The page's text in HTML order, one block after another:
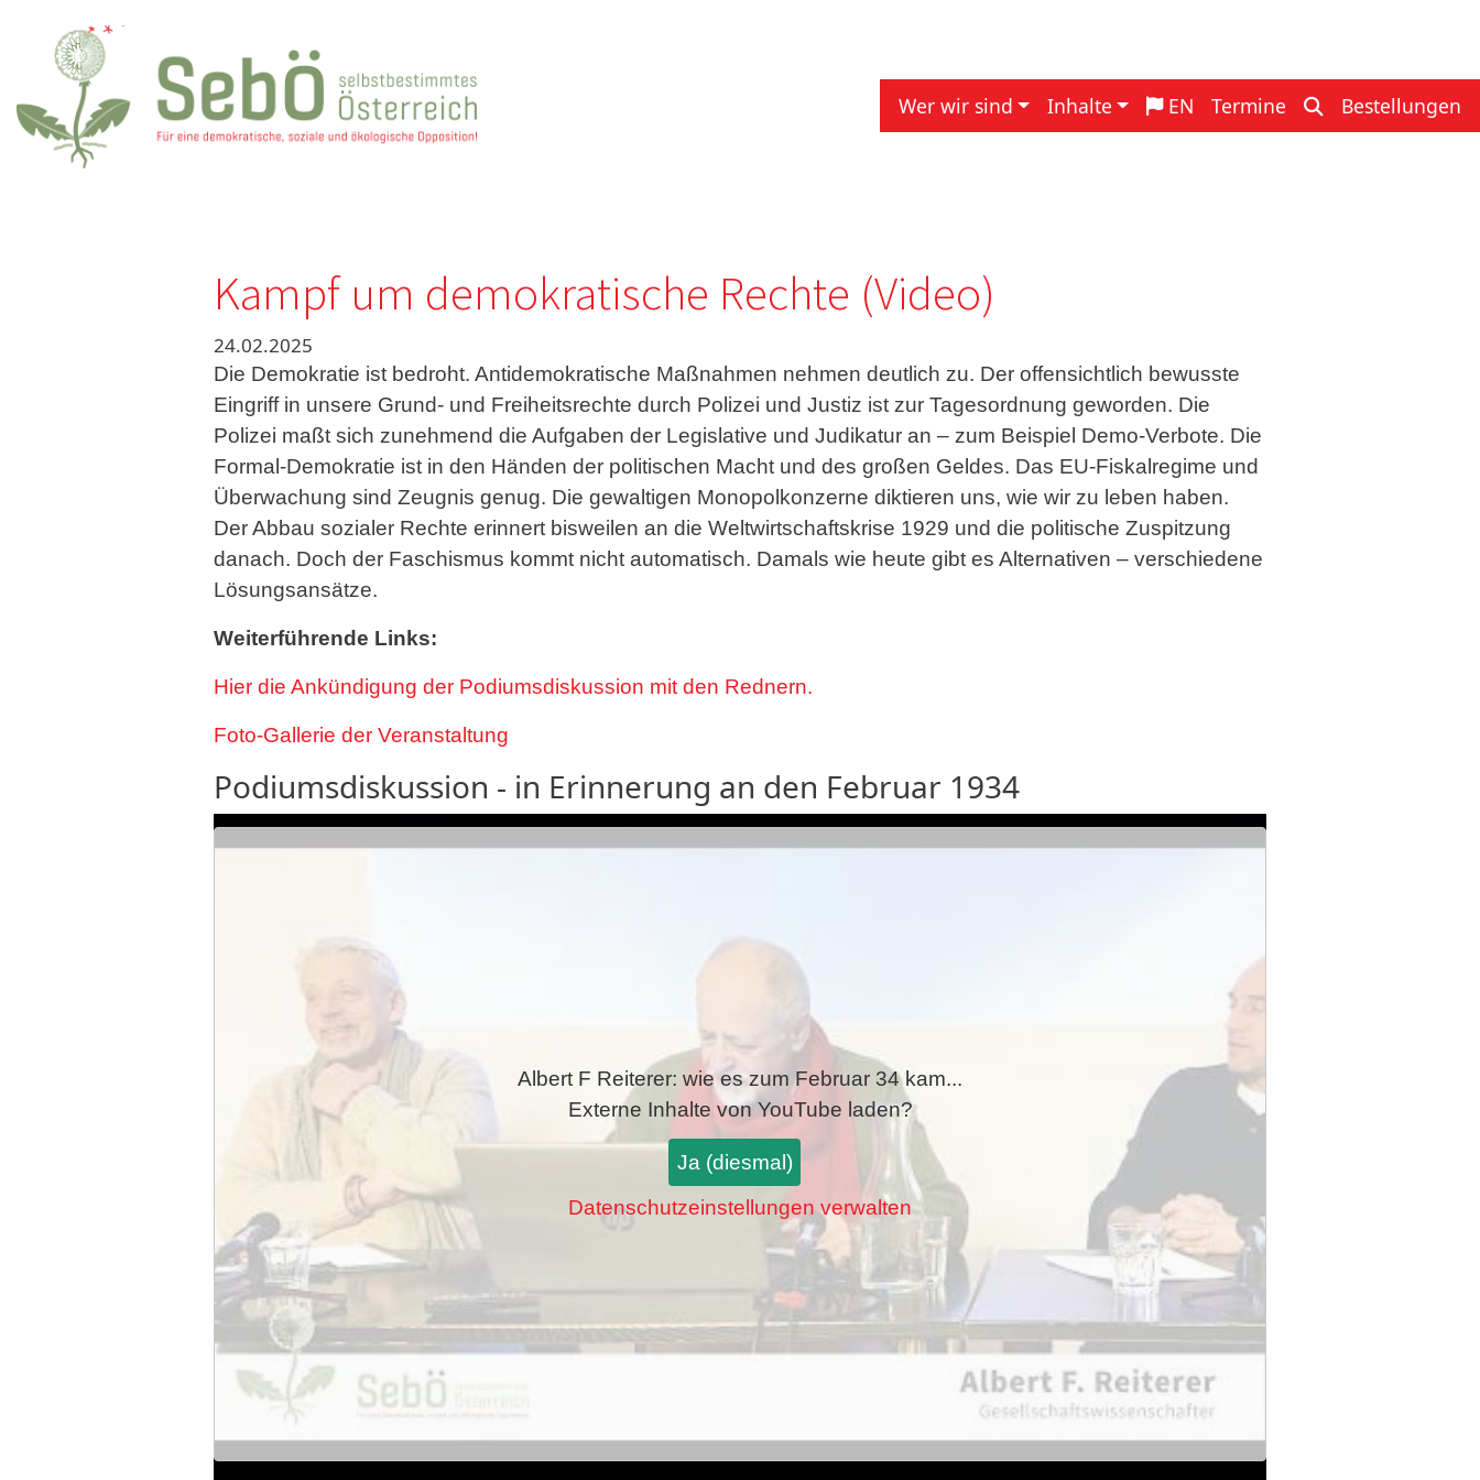
Main navigation
Wer wir sind Inhalte EN Termine Bestellungen
Kampf um demokratische Rechte (Video)
24.02.2025
Die Demokratie ist bedroht. Antidemokratische Maßnahmen nehmen deutlich zu. Der offensichtlich bewusste
Eingriff in unsere Grund- und Freiheitsrechte durch Polizei und Justiz ist zur Tagesordnung geworden. Die
Polizei maßt sich zunehmend die Aufgaben der Legislative und Judikatur an – zum Beispiel Demo-Verbote. Die
Formal-Demokratie ist in den Händen der politischen Macht und des großen Geldes. Das EU-Fiskalregime und
Überwachung sind Zeugnis genug. Die gewaltigen Monopolkonzerne diktieren uns, wie wir zu leben haben.
Der Abbau sozialer Rechte erinnert bisweilen an die Weltwirtschaftskrise 1929 und die politische Zuspitzung
danach. Doch der Faschismus kommt nicht automatisch. Damals wie heute gibt es Alternativen – verschiedene
Lösungsansätze.
Weiterführende Links:
Hier die Ankündigung der Podiumsdiskussion mit den Rednern.
Foto-Gallerie der Veranstaltung
Podiumsdiskussion - in Erinnerung an den Februar 1934
Albert F Reiterer: wie es zum Februar 34 kam...
Externe Inhalte vonYouTube laden?
Ja (diesmal)
Datenschutzeinstellungen verwalten